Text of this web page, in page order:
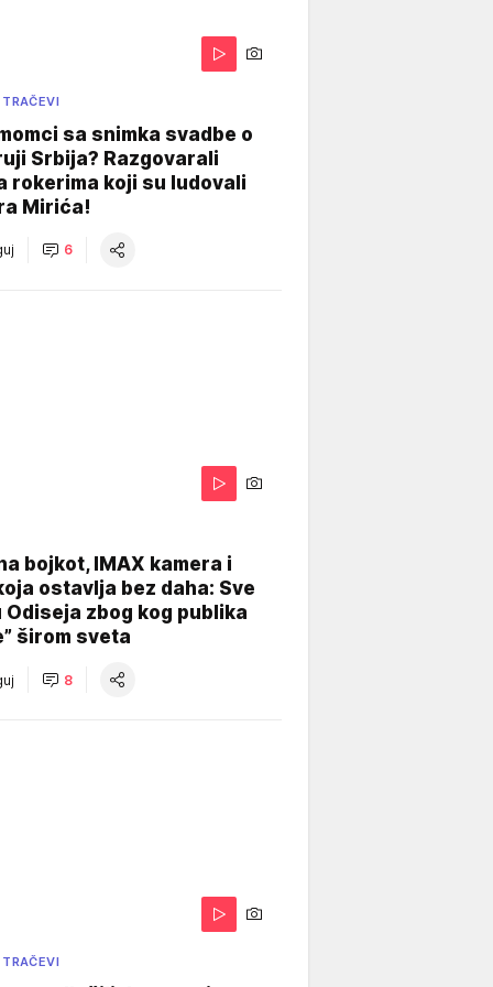
sa snimka svadbe o
Srbija? Razgovarali
rokerima koji su ludovali
Mirića!
6
bojkot, IMAX kamera i
ostavlja bez daha: Sve
Odiseja zbog kog publika
širom sveta
8